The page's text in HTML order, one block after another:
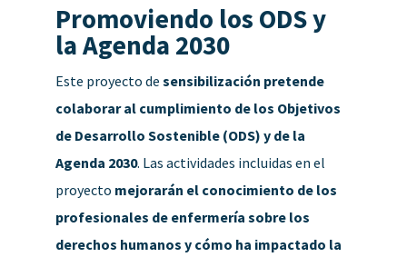
Promoviendo los ODS y
la Agenda 2030
Este proyecto de sensibilización pretende
colaborar al cumplimiento de los Objetivos
de Desarrollo Sostenible (ODS) y de la
Agenda 2030. Las actividades incluidas en el
proyecto mejorarán el conocimiento de los
profesionales de enfermería sobre los
derechos humanos y cómo ha impactado la